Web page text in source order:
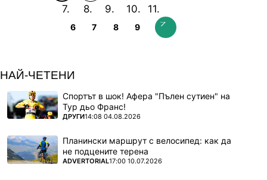
6 7 8 9
НАЙ-ЧЕТЕНИ
Спортът в шок! Афера "Пълен сутиен" на
Тур дьо Франс!
ПОВЕЧЕ ОТ
ДРУГИ14:08 04.08.2026
Планински маршрут с велосипед: как да
не подцените терена
ПОВЕЧЕ ОТ
ADVERTORIAL17:00 10.07.2026